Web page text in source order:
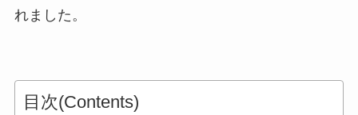
れました。
目次(Contents)